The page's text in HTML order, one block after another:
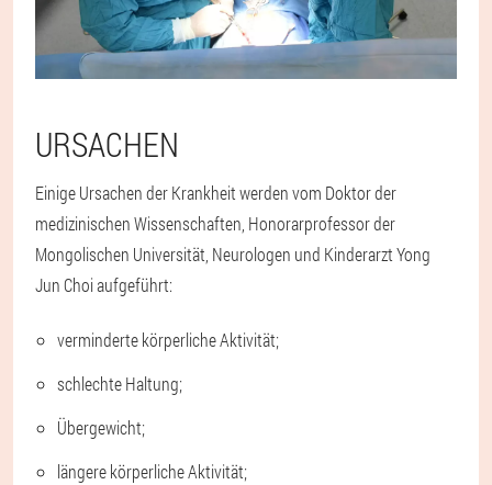
URSACHEN
Einige Ursachen der Krankheit werden vom Doktor der
medizinischen Wissenschaften, Honorarprofessor der
Mongolischen Universität, Neurologen und Kinderarzt Yong
Jun Choi aufgeführt:
verminderte körperliche Aktivität;
schlechte Haltung;
Übergewicht;
längere körperliche Aktivität;